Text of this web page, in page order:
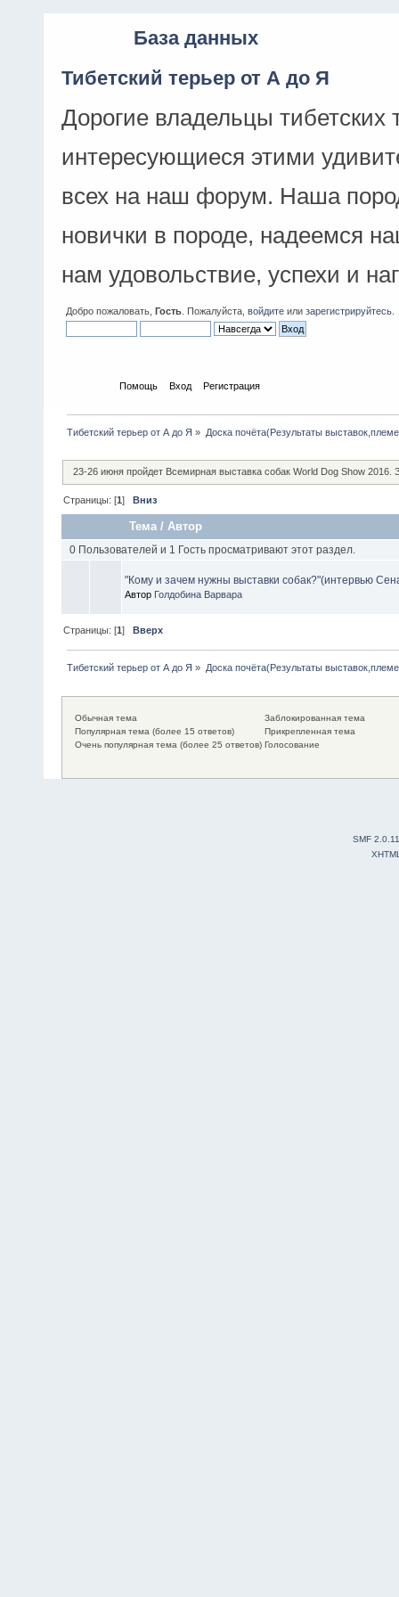
База данных
Тибетский терьер от А до Я
Дорогие владельцы
интересующиеся этими
всех на наш форум. Наша
новички в породе, надеемся
нам удовольствие, успехи и
Добро пожаловать, Гость . Пожалуйста, войдите или зарегистрируйтесь
Помощь Вход Регистрация
Тибетский терьер от А до Я » Доска почёта(Результаты
23-26 июня пройдет Всемирная выставка собак World Dog Show
Страницы: [1]Вниз
Тема / Автор
0 Пользователей и 1 Гость просматривают этот раздел.
"Кому и зачем нужны выставки собак?"(интервью
Автор Голдобина Варвара
Страницы: [1]Вверх
Тибетский терьер от А до Я » Доска почёта(Результаты
Обычная тема
Популярная тема (более 15 ответов)
Очень популярная тема (более 25 ответов)
Заблокированная тема
Прикрепленная тема
Голосование
SMF 2.0.11